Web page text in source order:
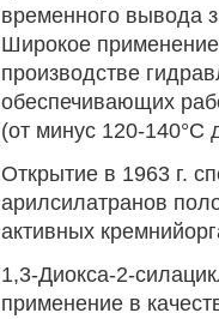
временного вывода
Широкое
производстве
обеспечивающих
(от минус 120-140°С
Открытие в 1963 г.
арилсилатранов
активных
1,3-Диокса-2-
применение в